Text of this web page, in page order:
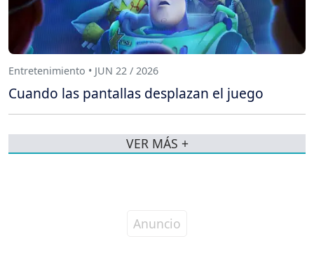
Entretenimiento • JUN 22 / 2026
Cuando las pantallas desplazan el juego
VER MÁS +